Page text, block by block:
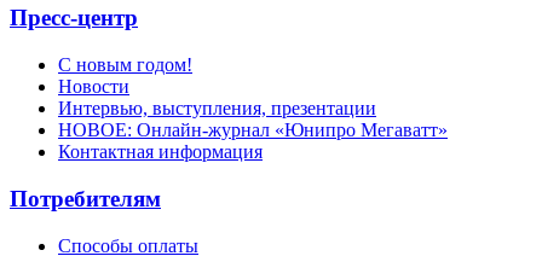
Пресс-центр
С новым годом!
Новости
Интервью, выступления, презентации
НОВОЕ: Онлайн-журнал «Юнипро Мегаватт»
Контактная информация
Потребителям
Способы оплаты